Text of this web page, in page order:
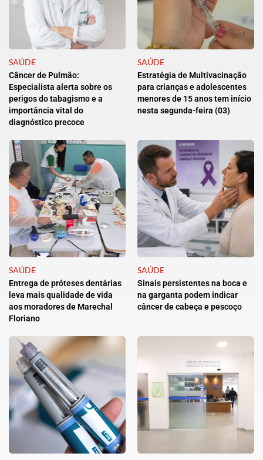
SAÚDE
Câncer de Pulmão:
Especialista alerta sobre os
perigos do tabagismo e a
importância vital do
diagnóstico precoce
SAÚDE
Estratégia de Multivacinação
para crianças e adolescentes
menores de 15 anos tem início
nesta segunda-feira (03)
SAÚDE
Entrega de próteses dentárias
leva mais qualidade de vida
aos moradores de Marechal
Floriano
SAÚDE
Sinais persistentes na boca e
na garganta podem indicar
câncer de cabeça e pescoço